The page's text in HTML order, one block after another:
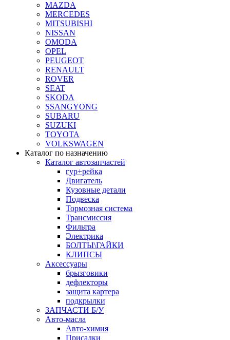
MAZDA
MERCEDES
MITSUBISHI
NISSAN
OMODA
OPEL
PEUGEOT
RENAULT
ROVER
SEAT
SKODA
SSANGYONG
SUBARU
SUZUKI
TOYOTA
VOLKSWAGEN
Каталог по назначению
Каталог автозапчастей
гур+рейка
Двигатель
Кузовные детали
Подвеска
Тормозная система
Трансмиссия
Фильтра
Электрика
БОЛТЫ\ГАЙКИ
КЛИПСЫ
Аксессуары
брызговики
дефлекторы
защита картера
подкрылки
ЗАПЧАСТИ Б/У
Авто-масла
Авто-химия
Присадки